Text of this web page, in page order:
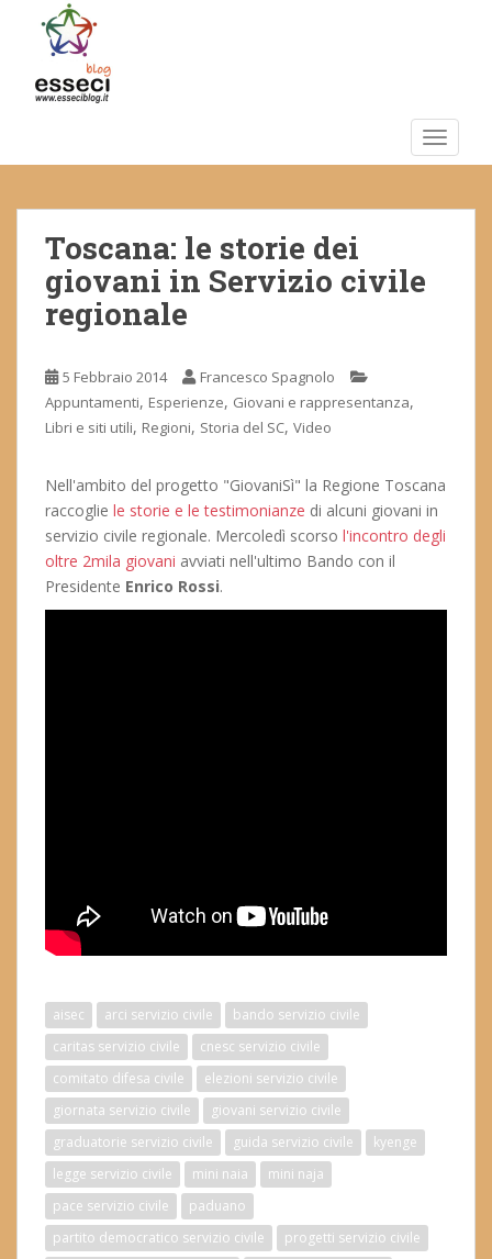
m
Toscana: le storie dei
giovani in Servizio civile
regionale
5 Febbraio 2014
Francesco Spagnolo
Appuntamenti, Esperienze, Giovani e rappresentanza,
Libri e siti utili, Regioni, Storia del SC, Video
Nell'ambito del progetto "GiovaniSì" la Regione Toscana
raccoglie le storie e le testimonianze di alcuni giovani in
servizio civile regionale. Mercoledì scorso l'incontro degli
oltre 2mila giovani avviati nell'ultimo Bando con il
Presidente Enrico Rossi.
aisec arci servizio civile
bando servizio civile
caritas servizio civile
cnesc servizio civile
comitato difesa civile
elezioni servizio civile
giornata servizio civile
giovani servizio civile
graduatorie servizio civile
guida servizio civile
kyenge
legge servizio civile
mini naia
mini naja
pace servizio civile
paduano
partito democratico servizio civile
progetti servizio civile